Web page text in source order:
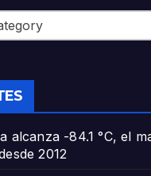
alcanza -84.1 °C, el
2012